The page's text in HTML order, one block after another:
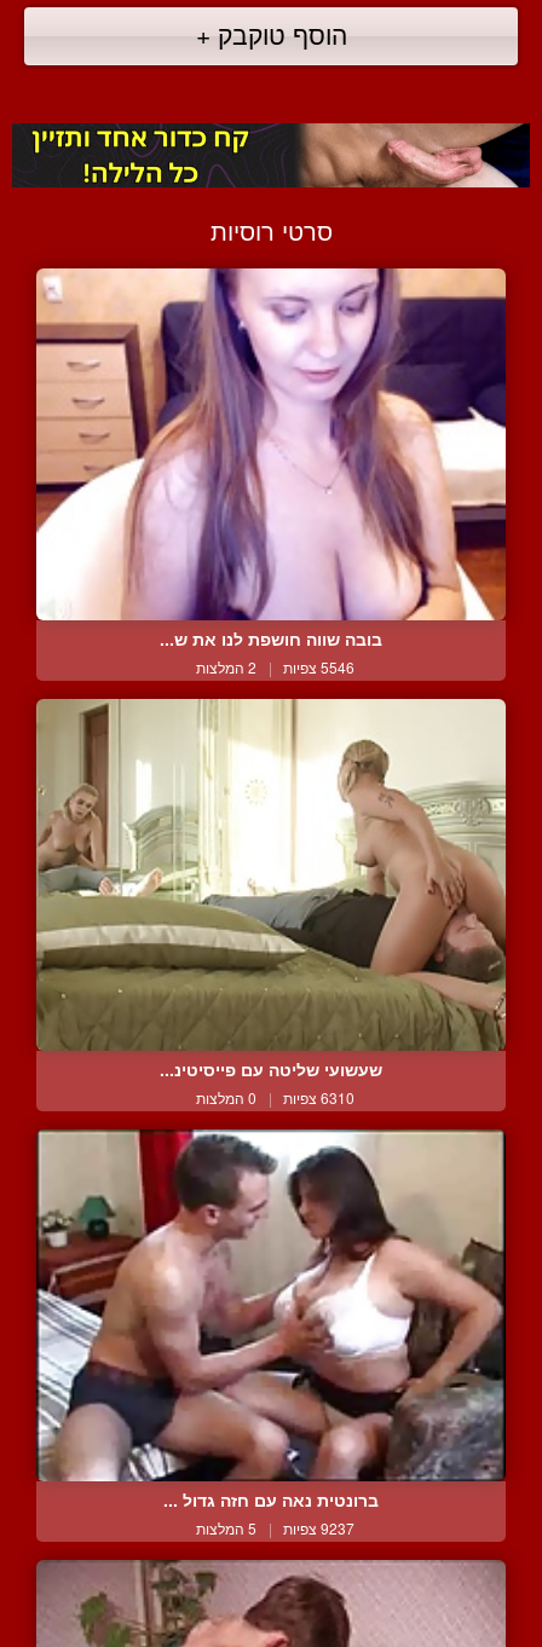
הוסף טוקבק +
סרטי רוסיות
בובה שווה חושפת לנו את ש...
5546 צפיות | 2 המלצות
שעשועי שליטה עם פייסיטינ...
6310 צפיות | 0 המלצות
ברונטית נאה עם חזה גדול ...
9237 צפיות | 5 המלצות